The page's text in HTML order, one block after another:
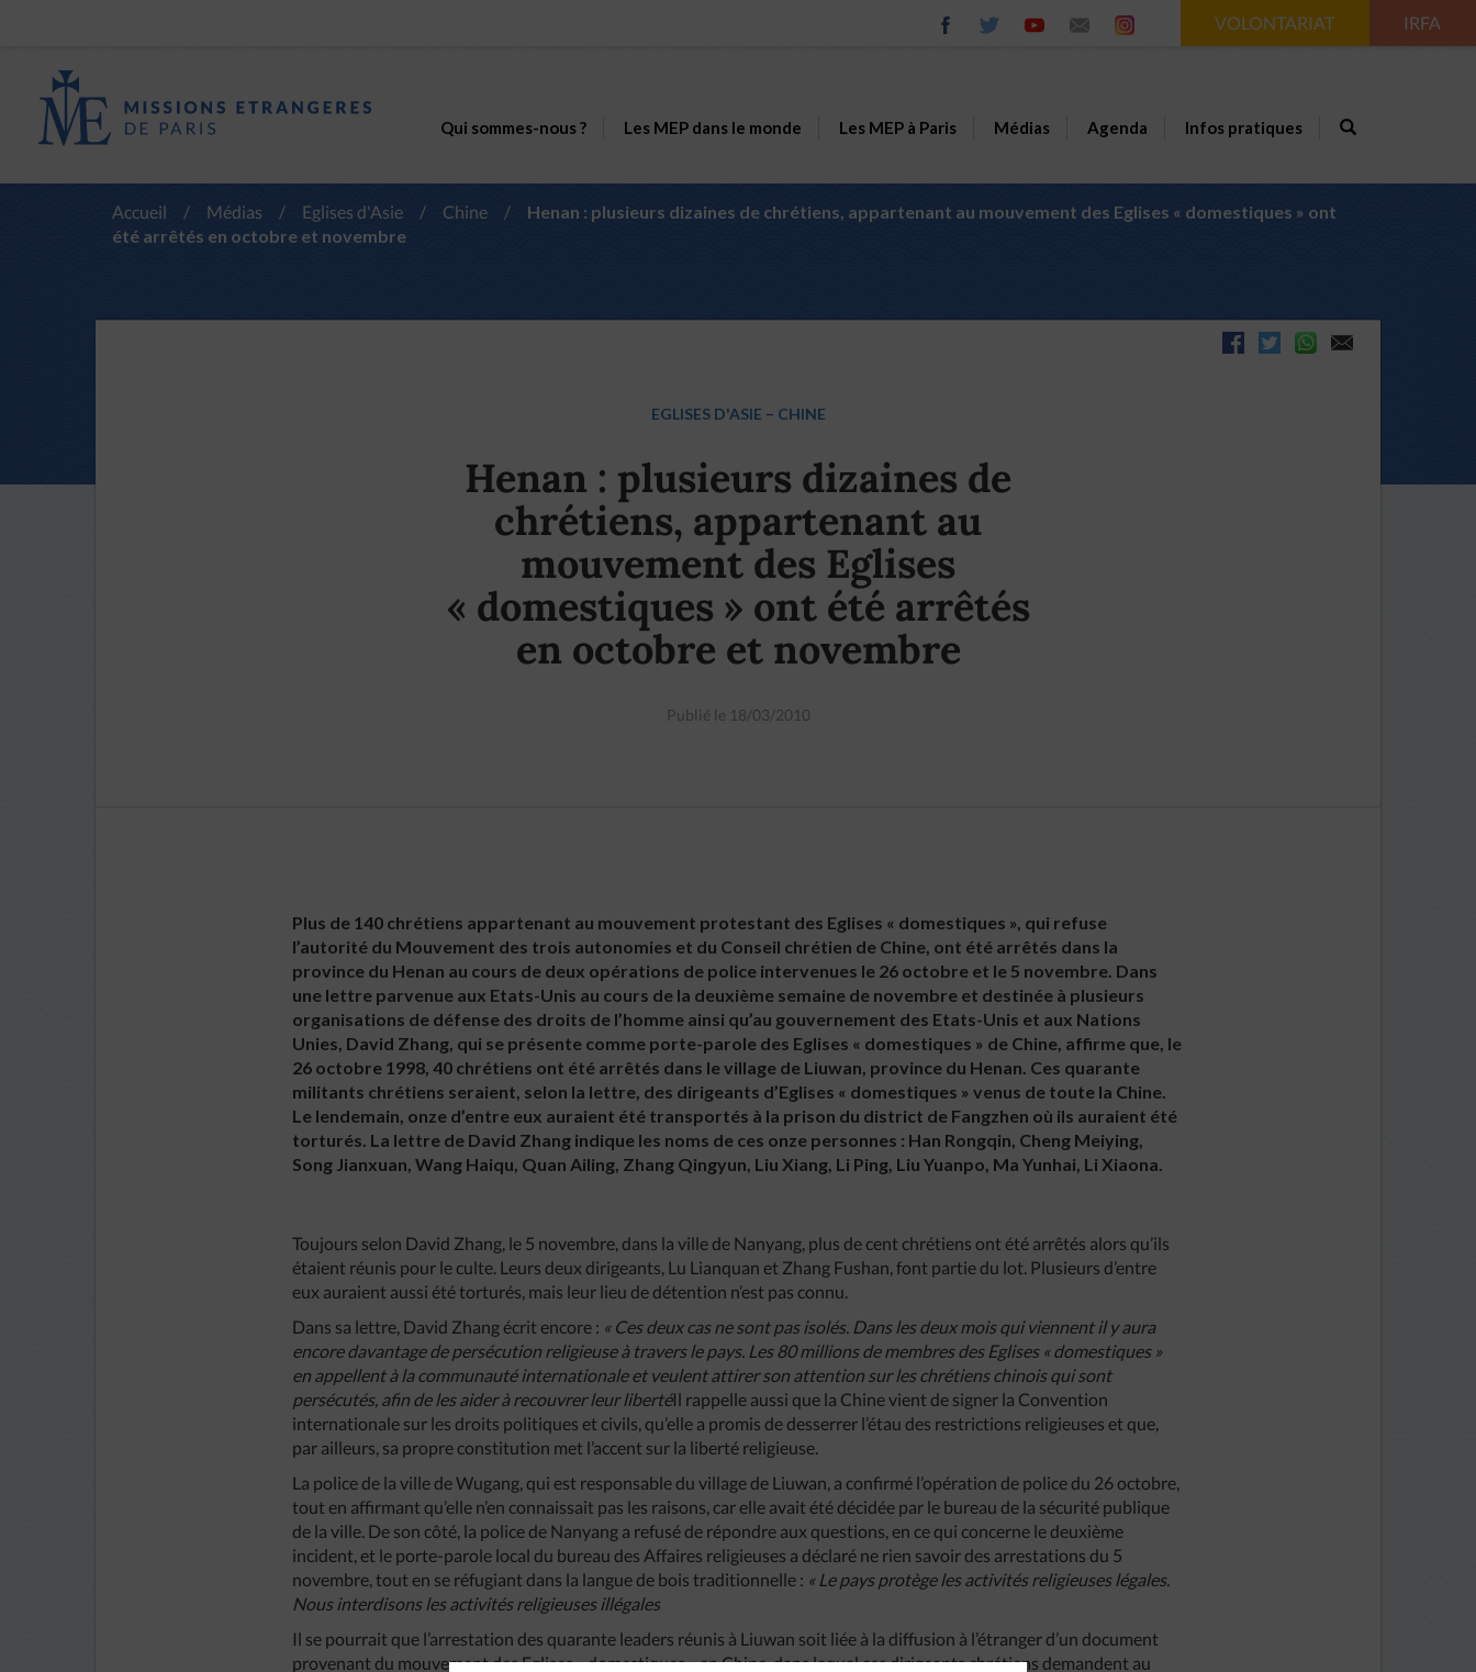
VOLONTARIAT IRFA
Qui sommes-nous ? Les MEP dans le monde Les MEP à Paris Médias Agenda Infos pratiques
Accueil / Médias / Eglises d'Asie / Chine /
Henan : plusieurs dizaines de chrétiens, appartenant au mouvement des Eglises « domestiques » ont
été arrêtés en octobre et novembre
EGLISES D'ASIE – CHINE
Henan : plusieurs dizaines de
chrétiens, appartenant au
mouvement des Eglises
« domestiques » ont été arrêtés
en octobre et novembre
Publié le 18/03/2010
Plus de 140 chrétiens appartenant au mouvement protestant des Eglises « domestiques », qui refuse
l’autorité du Mouvement des trois autonomies et du Conseil chrétien de Chine, ont été arrêtés dans la
province du Henan au cours de deux opérations de police intervenues le 26 octobre et le 5 novembre. Dans
une lettre parvenue aux Etats-Unis au cours de la deuxième semaine de novembre et destinée à plusieurs
organisations de défense des droits de l’homme ainsi qu’au gouvernement des Etats-Unis et aux Nations
Unies, David Zhang, qui se présente comme porte-parole des Eglises « domestiques » de Chine, affirme que, le
26 octobre 1998, 40 chrétiens ont été arrêtés dans le village de Liuwan, province du Henan. Ces quarante
militants chrétiens seraient, selon la lettre, des dirigeants d’Eglises « domestiques » venus de toute la Chine.
Le lendemain, onze d’entre eux auraient été transportés à la prison du district de Fangzhen où ils auraient été
torturés. La lettre de David Zhang indique les noms de ces onze personnes : Han Rongqin, Cheng Meiying,
Song Jianxuan, Wang Haiqu, Quan Ailing, Zhang Qingyun, Liu Xiang, Li Ping, Liu Yuanpo, Ma Yunhai, Li Xiaona.
Toujours selon David Zhang, le 5 novembre, dans la ville de Nanyang, plus de cent chrétiens ont été arrêtés alors qu’ils
étaient réunis pour le culte. Leurs deux dirigeants, Lu Lianquan et Zhang Fushan, font partie du lot. Plusieurs d’entre
eux auraient aussi été torturés, mais leur lieu de détention n’est pas connu.
Dans sa lettre, David Zhang écrit encore : « Cesdeuxcasnesontpas isolés. Dans lesdeuxmoisquiviennent ilyaura
encoredavantagedepersécution religieuseà travers lepays. Les80millionsdemembresdes Eglises «domestiques»
en appellentà lacommunauté internationaleet veulentattirerson attention surleschrétienschinoisquisont
persécutés, afin de lesaideràrecouvrerleurlibertéIl rappelle aussi que la Chine vient de signer la Convention
internationale sur les droits politiques et civils, qu’elle a promis de desserrer l’étau des restrictions religieuses et que,
par ailleurs, sa propre constitution met l’accent sur la liberté religieuse.
La police de la ville de Wugang, qui est responsable du village de Liuwan, a confirmé l’opération de police du 26 octobre,
tout en affirmant qu’elle n’en connaissait pas les raisons, car elle avait été décidée par le bureau de la sécurité publique
de la ville. De son côté, la police de Nanyang a refusé de répondre aux questions, en ce qui concerne le deuxième
incident, et le porte-parole local du bureau des Affaires religieuses a déclaré ne rien savoir des arrestations du 5
novembre, tout en se réfugiant dans la langue de bois traditionnelle : « Lepaysprotège lesactivitésreligieuses légales.
Nous interdisons lesactivitésreligieuses illégales
Il se pourrait que l’arrestation des quarante leaders réunis à Liuwan soit liée à la diffusion à l’étranger d’un document
provenant du mouvement des Eglises « domestiques » en Chine, dans lequel ces dirigeants chrétiens demandent au